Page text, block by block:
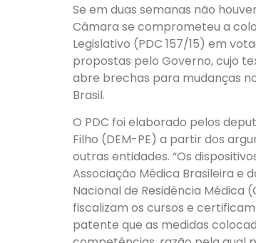
Se em duas semanas não
Câmara se comprometeu a
Legislativo (PDC 157/15) em
propostas pelo Governo, cujo
abre brechas para mudanças
Brasil.
O PDC foi elaborado pelos
Filho (DEM-PE) a partir dos
outras entidades. “Os
Associação Médica Brasileira e
Nacional de Residência Médica
fiscalizam os cursos e
patente que as medidas